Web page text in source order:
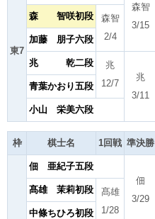
東7
森智
3/15
森 智咲初段
森智
2/4
加藤 朋子六段
兆 乾二段
兆
12/7
兆
3/11
青葉かおり五段
小山 栄美六段
枠 棋士名 1回戦 準決勝
佃 亜紀子五段
佃
3/29
髙雄 茉莉初段
髙雄
1/28
中條ちひろ初段